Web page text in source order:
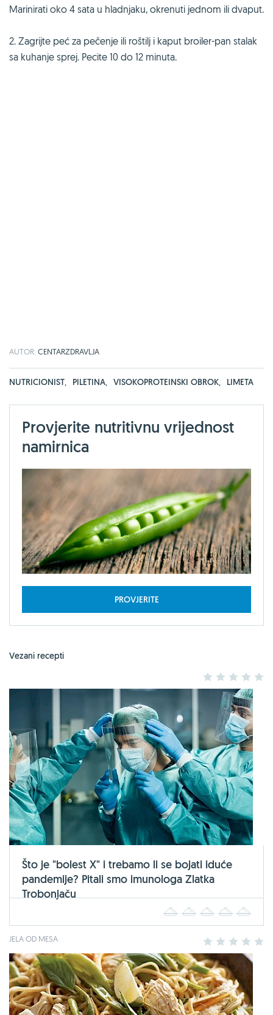
Marinirati oko 4 sata u hladnjaku, okrenuti jednom ili dvaput.
2. Zagrijte peć za pečenje ili roštilj i kaput broiler-pan stalak
sa kuhanje sprej. Pecite 10 do 12 minuta.
AUTOR: CENTARZDRAVLJA
NUTRICIONIST, PILETINA, VISOKOPROTEINSKI OBROK, LIMETA
Provjerite nutritivnu vrijednost
namirnica
PROVJERITE
Vezani recepti
2 3 4
Što je "bolest X" i trebamo li se bojati iduće
pandemije? Pitali smo imunologa Zlatka
Trobonjaču
2 3 4
JELA OD MESA 2 3 4